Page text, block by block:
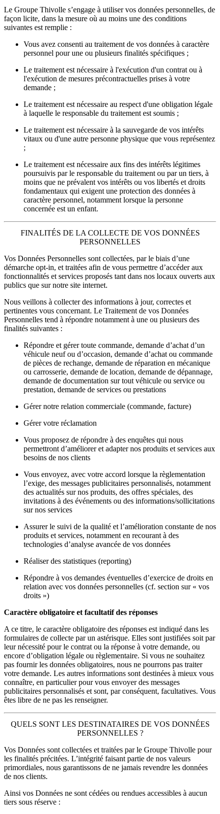
Le Groupe Thivolle s’engage à utiliser vos données personnelles, de
façon licite, dans la mesure où au moins une des conditions
suivantes est remplie :
Vous avez consenti au traitement de vos données à caractère
personnel pour une ou plusieurs finalités spécifiques ;
Le traitement est nécessaire à l'exécution d'un contrat ou à
l'exécution de mesures précontractuelles prises à votre
demande ;
Le traitement est nécessaire au respect d'une obligation légale
à laquelle le responsable du traitement est soumis ;
Le traitement est nécessaire à la sauvegarde de vos intérêts
vitaux ou d'une autre personne physique que vous représentez
;
Le traitement est nécessaire aux fins des intérêts légitimes
poursuivis par le responsable du traitement ou par un tiers, à
moins que ne prévalent vos intérêts ou vos libertés et droits
fondamentaux qui exigent une protection des données à
caractère personnel, notamment lorsque la personne
concernée est un enfant.
FINALITÉS DE LA COLLECTE DE VOS DONNÉES
PERSONNELLES
Vos Données Personnelles sont collectées, par le biais d’une
démarche opt-in, et traitées afin de vous permettre d’accéder aux
fonctionnalités et services proposés tant dans nos locaux ouverts aux
publics que sur notre site internet.
Nous veillons à collecter des informations à jour, correctes et
pertinentes vous concernant. Le Traitement de vos Données
Personnelles tend à répondre notamment à une ou plusieurs des
finalités suivantes :
Répondre et gérer toute commande, demande d’achat d’un
véhicule neuf ou d’occasion, demande d’achat ou commande
de pièces de rechange, demande de réparation en mécanique
ou carrosserie, demande de location, demande de dépannage,
demande de documentation sur tout véhicule ou service ou
prestation, demande de services ou prestations
Gérer notre relation commerciale (commande, facture)
Gérer votre réclamation
Vous proposez de répondre à des enquêtes qui nous
permettront d’améliorer et adapter nos produits et services aux
besoins de nos clients
Vous envoyez, avec votre accord lorsque la règlementation
l’exige, des messages publicitaires personnalisés, notamment
des actualités sur nos produits, des offres spéciales, des
invitations à des événements ou des informations/sollicitations
sur nos services
Assurer le suivi de la qualité et l’amélioration constante de nos
produits et services, notamment en recourant à des
technologies d’analyse avancée de vos données
Réaliser des statistiques (reporting)
Répondre à vos demandes éventuelles d’exercice de droits en
relation avec vos données personnelles (cf. section sur « vos
droits »)
Caractère obligatoire et facultatif des réponses
A ce titre, le caractère obligatoire des réponses est indiqué dans les
formulaires de collecte par un astérisque. Elles sont justifiées soit par
leur nécessité pour le contrat ou la réponse à votre demande, ou
encore d’obligation légale ou règlementaire. Si vous ne souhaitez
pas fournir les données obligatoires, nous ne pourrons pas traiter
votre demande. Les autres informations sont destinées à mieux vous
connaître, en particulier pour vous envoyer des messages
publicitaires personnalisés et sont, par conséquent, facultatives. Vous
êtes libre de ne pas les renseigner.
QUELS SONT LES DESTINATAIRES DE VOS DONNÉES
PERSONNELLES ?
Vos Données sont collectées et traitées par le Groupe Thivolle pour
les finalités précitées. L’intégrité faisant partie de nos valeurs
primordiales, nous garantissons de ne jamais revendre les données
de nos clients.
Ainsi vos Données ne sont cédées ou rendues accessibles à aucun
tiers sous réserve :